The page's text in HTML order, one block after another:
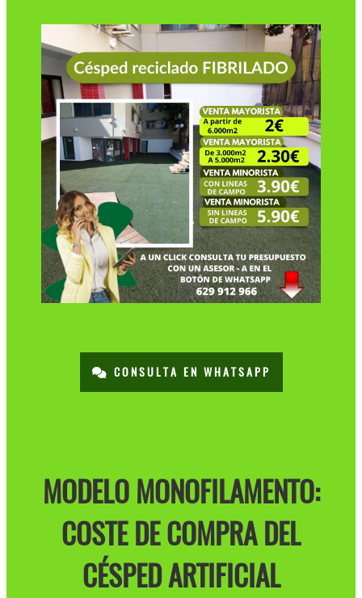
CONSULTA EN WHATSAPP
MODELO MONOFILAMENTO:
COSTE DE COMPRA DEL
CÉSPED ARTIFICIAL